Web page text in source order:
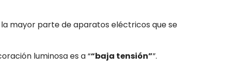
mayor parte de aparatos eléctricos que se
luminosa es a ““baja tensión””.